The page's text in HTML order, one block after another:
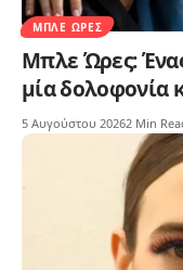
ΜΠΛΕ ΏΡΕΣ
Μπλε Ώρες:
μία δολοφονία
5 Αυγούστου 20262 Min